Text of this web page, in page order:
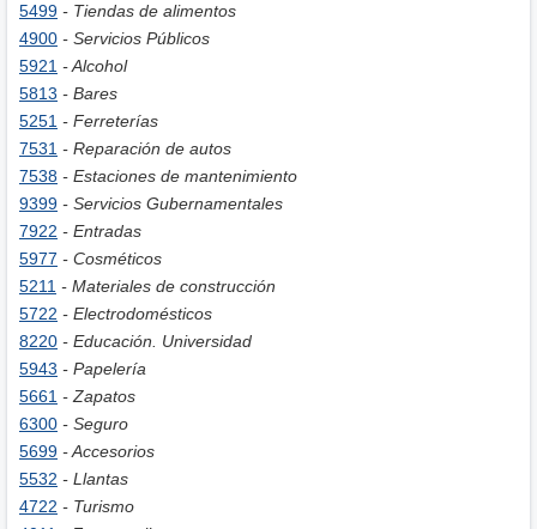
5499 - Tiendas de alimentos
4900 - Servicios Públicos
5921 - Alcohol
5813 - Bares
5251 - Ferreterías
7531 - Reparación de autos
7538 - Estaciones de mantenimiento
9399 - Servicios Gubernamentales
7922 - Entradas
5977 - Cosméticos
5211 - Materiales de construcción
5722 - Electrodomésticos
8220 - Educación. Universidad
5943 - Papelería
5661 - Zapatos
6300 - Seguro
5699 - Accesorios
5532 - Llantas
4722 - Turismo